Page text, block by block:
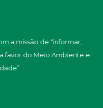
a missão de “informar,
favor do Meio Ambiente e